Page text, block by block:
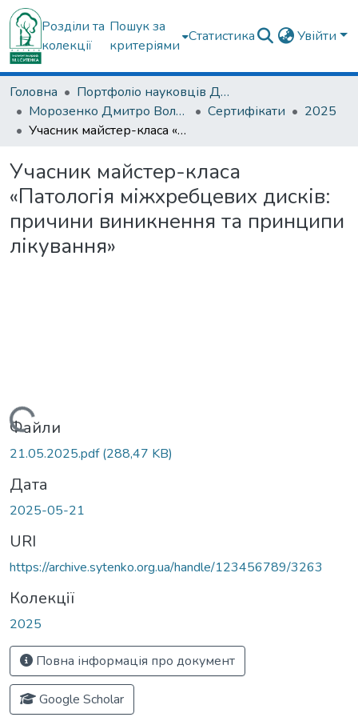
Розділи та
колекції
Пошук за
критеріями
Статистика Увійти
Головна
Портфоліо науковців ДУ "ІПХС ім. проф. М.І. Ситенка"
Морозенко Дмитро Володимирович
Сертифікати
2025
Учасник майстер-класа «Патологія міжхребцевих дисків: причини виникнення та принципи лікування»
Учасник майстер-класа
«Патологія міжхребцевих дисків:
причини виникнення та принципи
лікування»
Вантажиться...
Файли
21.05.2025.pdf(288,47 KB)
Дата
2025-05-21
URI
https://archive.sytenko.org.ua/handle/123456789/3263
Колекції
2025
Повна інформація про документ
Google Scholar